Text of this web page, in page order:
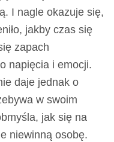
I nagle okazuje się,
jakby czas się
zapach
napięcia i emocji.
daje jednak o
w swoim
jak się na
niewinną osobę.